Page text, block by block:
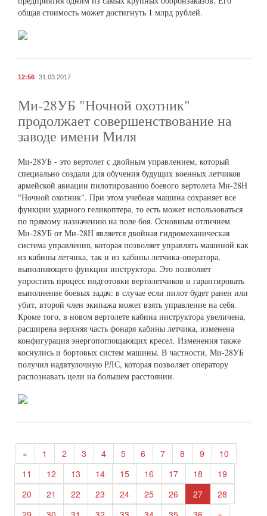
общая стоимость может достигнуть 1 млрд рублей.
12:56 31.03.2017
Ми-28УБ "Ночной охотник"
продолжает совершенствование на
заводе имени Миля
Ми-28УБ - это вертолет с двойным управлением, который
специально создали для обучения будущих военных летчиков
армейской авиации пилотированию боевого вертолета Ми-28Н
"Ночной охотник". При этом учебная машина сохраняет все
функции ударного геликоптера, то есть может использоваться
по прямому назначению на поле боя. Основным отличием
Ми-28УБ от Ми-28Н является двойная гидромеханическая
система управления, которая позволяет управлять машиной как
из кабины летчика, так и из кабины летчика-оператора,
выполняющего функции инструктора. Это позволяет
упростить процесс подготовки вертолетчиков и гарантировать
выполнение боевых задач: в случае если пилот будет ранен или
убит, второй член экипажа может взять управление на себя.
Кроме того, в новом вертолете кабина инструктора увеличена,
расширена верхняя часть фонаря кабины летчика, изменена
конфигурация энергопоглощающих кресел. Изменения также
коснулись и бортовых систем машины. В частности, Ми-28УБ
получил надвтулочную РЛС, которая позволяет оператору
распознавать цели на большем расстоянии.
« 1 2 3 4 5 6 7 8 9
10
11
12 13 14 15 16 17 18
19
20
21 22 23 24 25 26 27
28